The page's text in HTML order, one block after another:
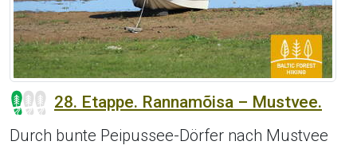
28. Etappe. Rannamõisa – Mustvee.
Durch bunte Peipussee-Dörfer nach Mustvee